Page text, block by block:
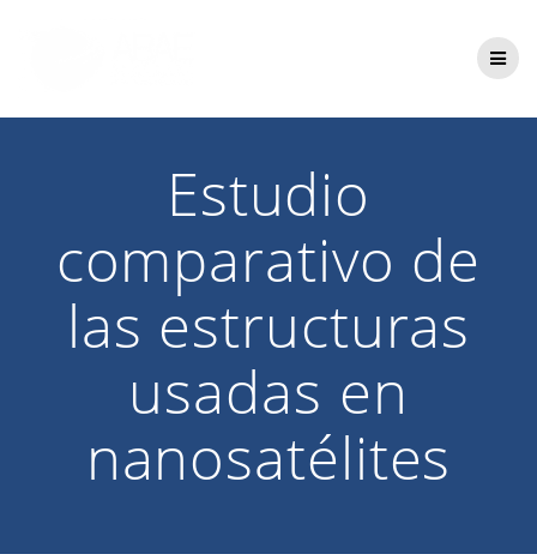
Estudio
comparativo de
las estructuras
usadas en
nanosatélites